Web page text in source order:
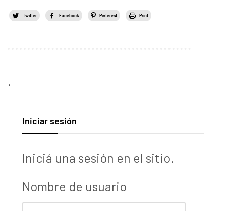
Twitter Facebook Pinterest Print
.
Iniciar sesión
Iniciá una sesión en el sitio.
Nombre de usuario